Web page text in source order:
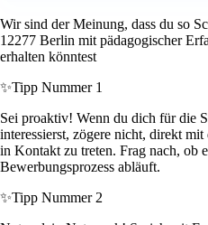
Wir sind der Meinung, dass du so
12277 Berlin mit pädagogischer
erhalten könntest
✨Tipp Nummer 1
Sei proaktiv! Wenn du dich für die
interessierst, zögere nicht, direkt
in Kontakt zu treten. Frag nach, ob
Bewerbungsprozess abläuft.
✨Tipp Nummer 2